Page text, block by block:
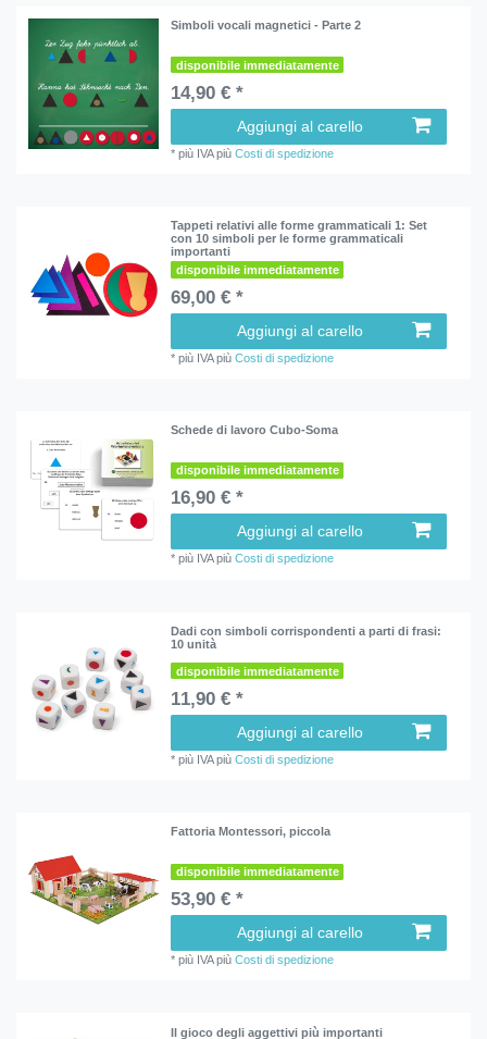
Simboli vocali magnetici - Parte 2
disponibile immediatamente
14,90 € *
Aggiungi al carello
*più IVApiùCosti di spedizione
Tappeti relativi alle forme grammaticali 1: Set
con 10 simboli per le forme grammaticali
importanti
disponibile immediatamente
69,00 € *
Aggiungi al carello
*più IVApiùCosti di spedizione
Schede di lavoro Cubo-Soma
disponibile immediatamente
16,90 € *
Aggiungi al carello
*più IVApiùCosti di spedizione
Dadi con simboli corrispondenti a parti di frasi:
10 unità
disponibile immediatamente
11,90 € *
Aggiungi al carello
*più IVApiùCosti di spedizione
Fattoria Montessori, piccola
disponibile immediatamente
53,90 € *
Aggiungi al carello
*più IVApiùCosti di spedizione
Il gioco degli aggettivi più importanti